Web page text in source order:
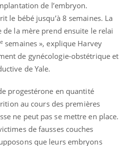
de l’embryon.
le bébé jusqu’à 8 semaines. La
de la mère prend ensuite le relai
semaines », explique Harvey
de gynécologie-obstétrique et
de Yale.
progestérone en quantité
au cours des premières
ne peut pas se mettre en place.
de fausses couches
que leurs embryons